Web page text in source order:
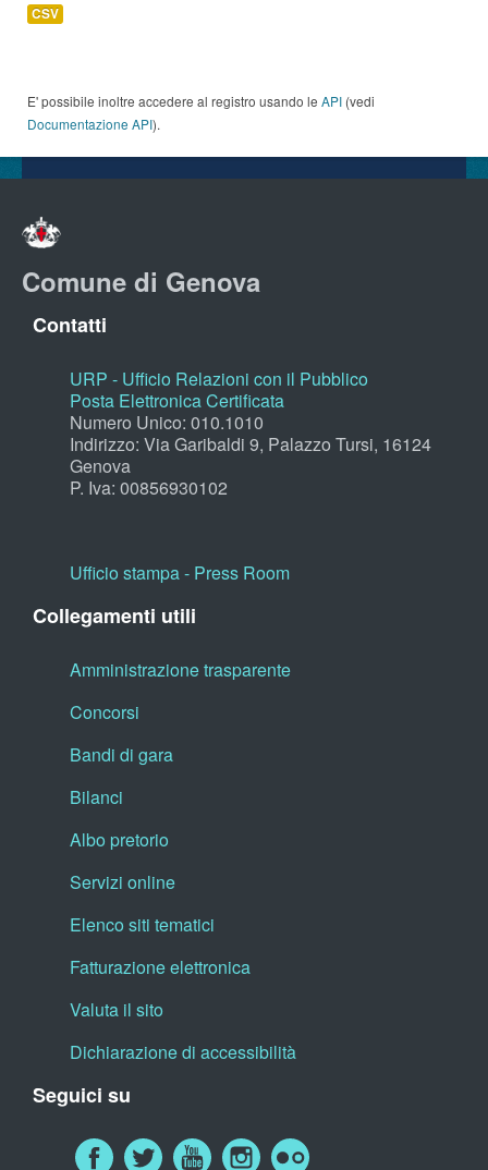
CSV
E' possibile inoltre accedere al registro usando le API (vedi
Documentazione API).
Comune di Genova
Contatti
URP - Ufficio Relazioni con il Pubblico
Posta Elettronica Certificata
Numero Unico: 010.1010
Indirizzo: Via Garibaldi 9, Palazzo Tursi, 16124
Genova
P. Iva: 00856930102
Ufficio stampa - Press Room
Collegamenti utili
Amministrazione trasparente
Concorsi
Bandi di gara
Bilanci
Albo pretorio
Servizi online
Elenco siti tematici
Fatturazione elettronica
Valuta il sito
Dichiarazione di accessibilità
Seguici su